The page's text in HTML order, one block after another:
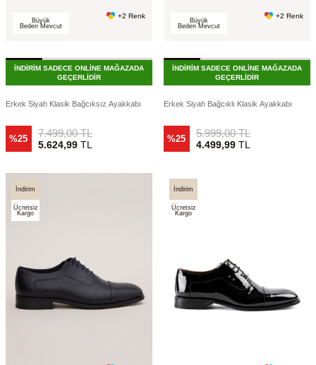
Büyük
Beden Mevcut
+2 Renk
İNDİRİM SADECE ONLİNE MAĞAZADA
GEÇERLİDİR
Erkek Siyah Klasik Bağcıksız Ayakkabı
%25 7.499,00TL
5.624,99TL
Büyük
Beden Mevcut
+2 Renk
İNDİRİM SADECE ONLİNE MAĞAZADA
GEÇERLİDİR
Erkek Siyah Bağcıklı Klasik Ayakkabı
%25 5.999,00TL
4.499,99TL
İndirim
Ücretsiz
Kargo
İndirim
Ücretsiz
Kargo